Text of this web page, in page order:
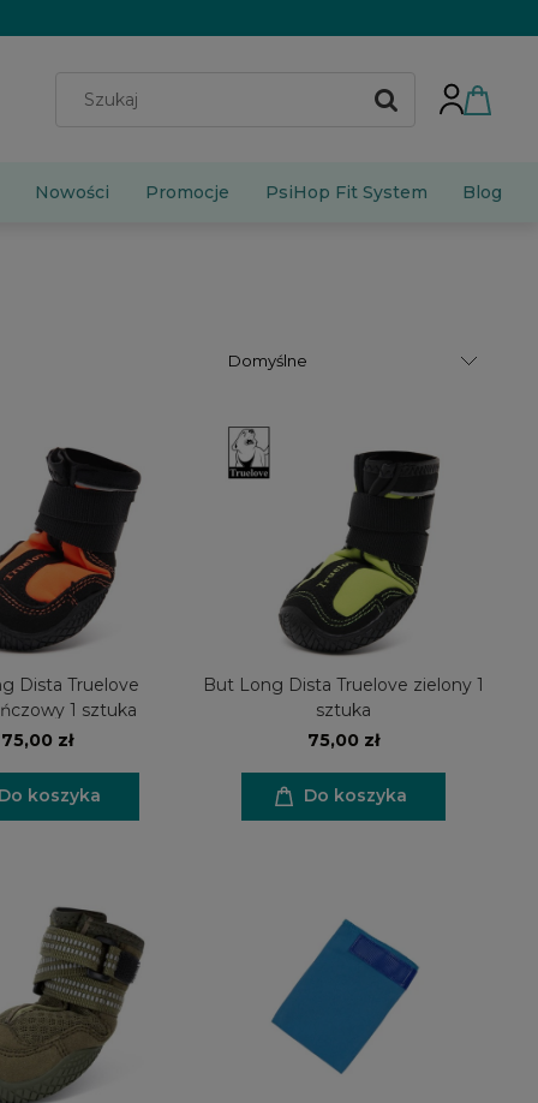
Nowości Promocje PsiHop Fit System Blog
Dista Truelove
1 sztuka
75,00 zł
Do koszyka
But Long Dista Truelove zielony 1
sztuka
75,00 zł
Do koszyka